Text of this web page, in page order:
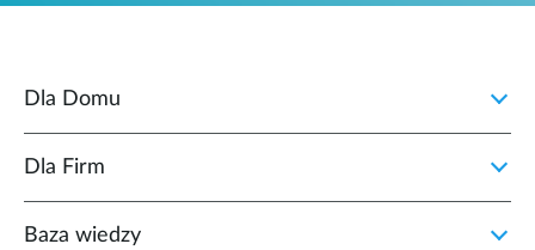
Dla Domu
Dla Firm
Baza wiedzy